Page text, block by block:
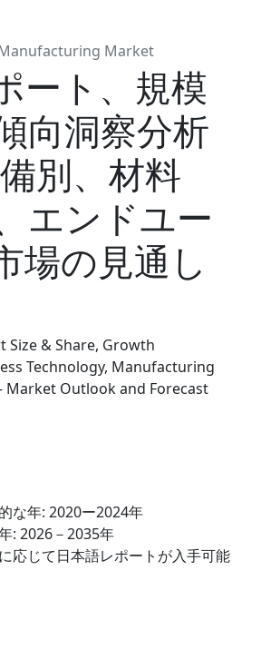
Market
ート、規模
向洞察分析
別、材料
エンドユー
場の見通し
& Share, Growth
Technology, Manufacturing
Market Outlook and Forecast
な年: 2020ー2024年
: 2026－2035年
応じて日本語レポートが入手可能